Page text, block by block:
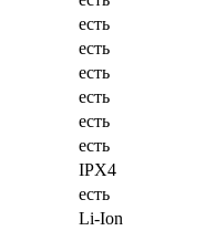
есть
есть
есть
есть
есть
есть
IPX4
есть
Li-Ion